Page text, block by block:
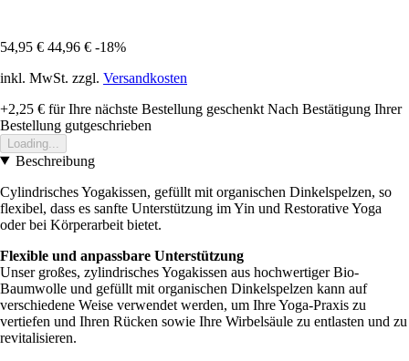
54,95 € 44,96 € -18%
inkl. MwSt. zzgl. Versandkosten
+2,25 € für Ihre nächste Bestellung geschenkt Nach Bestätigung Ihrer
Bestellung gutgeschrieben
Loading...
Beschreibung
Cylindrisches Yogakissen, gefüllt mit organischen Dinkelspelzen, so
flexibel, dass es sanfte Unterstützung im Yin und Restorative Yoga
oder bei Körperarbeit bietet.
Flexible und anpassbare Unterstützung
Unser großes, zylindrisches Yogakissen aus hochwertiger Bio-
Baumwolle und gefüllt mit organischen Dinkelspelzen kann auf
verschiedene Weise verwendet werden, um Ihre Yoga-Praxis zu
vertiefen und Ihren Rücken sowie Ihre Wirbelsäule zu entlasten und zu
revitalisieren.